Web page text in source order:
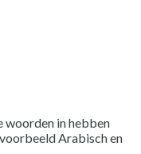
woorden in hebben
Arabisch en